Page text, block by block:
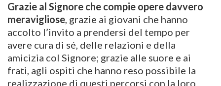
Grazie al Signore che compie opere davvero
meravigliose, grazie ai giovani che hanno
accolto l’invito a prendersi del tempo per
avere cura di sé, delle relazioni e della
amicizia col Signore; grazie alle suore e ai
frati, agli ospiti che hanno reso possibile la
realizzazione di questi percorsi con la loro